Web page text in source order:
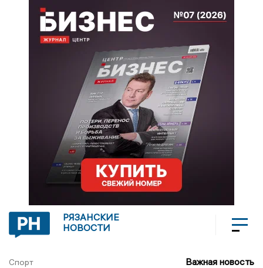
РЯЗАНСКИЕ
НОВОСТИ
Спорт Важная новость